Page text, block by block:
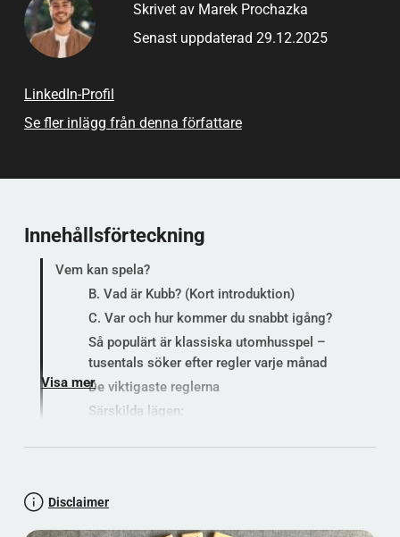
regler till insider-tips, misstag du slipper och skratt som
bara finns i just det här spelet. Med vår guide kommer
du snabbt igång med Kubb, undviker klassiska
Källhänvisningar finns längst ner på sidan.
Skrivet av Marek Prochazka
Senast uppdaterad 29.12.2025
LinkedIn-Profil
Se fler inlägg från denna författare
Disclaimer
Innehållsförteckning
Vem kan spela?
B. Vad är Kubb? (Kort introduktion)
C. Var och hur kommer du snabbt igång?
Så populärt är klassiska utomhusspel –
tusentals söker efter regler varje månad
De viktigaste reglerna
Särskilda lägen:
Snabba svar på vanliga frågor
Recension & betyg av spelet
Visa mer